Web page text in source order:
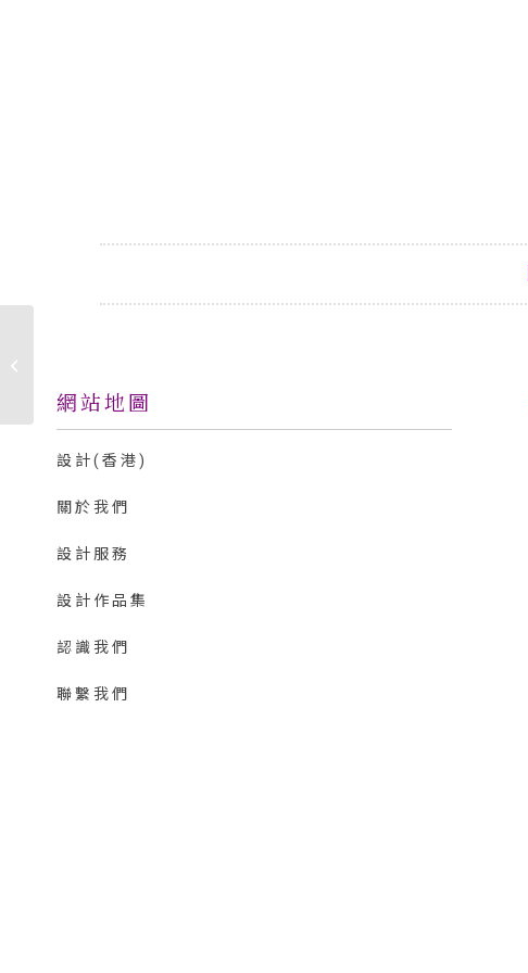
網站地圖
設計(香港)
關於我們
設計服務
設計作品集
認識我們
聯繫我們